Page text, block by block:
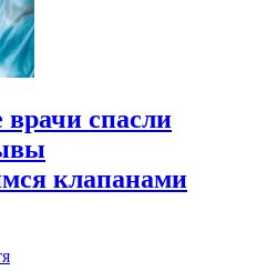
спасли
клапанами